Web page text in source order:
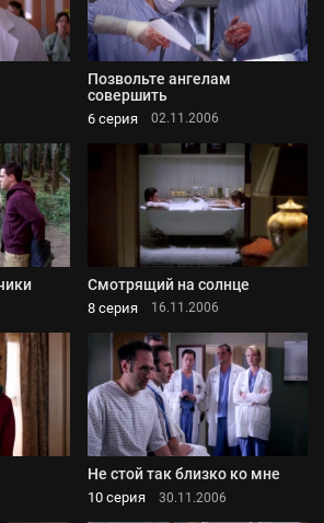
Позвольте ангелам
совершить
6 серия 02.11.2006
Смотрящий на солнце
8 серия 16.11.2006
Не стой так близко ко мне
10 серия 30.11.2006